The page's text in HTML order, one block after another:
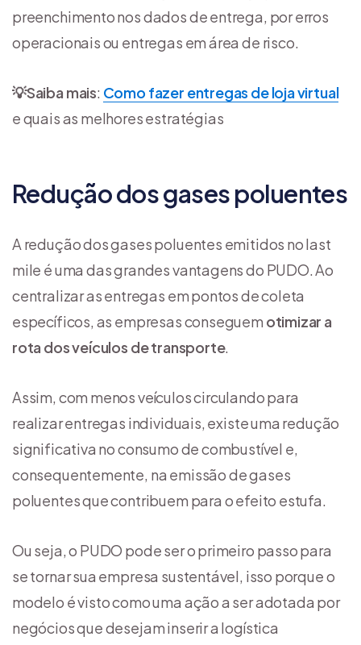
preenchimento nos dados de entrega, por erros
operacionais ou entregas em área de risco.
💡Saiba mais: Como fazer entregas de loja virtual
e quais as melhores estratégias
Redução dos gases poluentes
A redução dos gases poluentes emitidos no last
mile é uma das grandes vantagens do PUDO. Ao
centralizar as entregas em pontos de coleta
específicos, as empresas conseguem otimizar a
rota dos veículos de transporte.
Assim, com menos veículos circulando para
realizar entregas individuais, existe uma redução
significativa no consumo de combustível e,
consequentemente, na emissão de gases
poluentes que contribuem para o efeito estufa.
Ou seja, o PUDO pode ser o primeiro passo para
se tornar sua empresa sustentável, isso porque o
modelo é visto como uma ação a ser adotada por
negócios que desejam inserir a logística